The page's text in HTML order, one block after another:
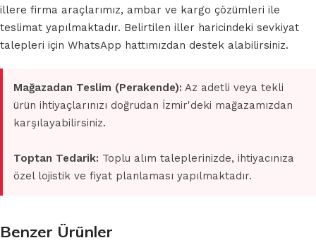
illere firma araçlarımız, ambar ve kargo çözümleri ile
teslimat yapılmaktadır. Belirtilen iller haricindeki sevkiyat
talepleri için WhatsApp hattımızdan destek alabilirsiniz.
Mağazadan Teslim (Perakende): Az adetli veya tekli
ürün ihtiyaçlarınızı doğrudan İzmir'deki mağazamızdan
karşılayabilirsiniz.
Toptan Tedarik: Toplu alım taleplerinizde, ihtiyacınıza
özel lojistik ve fiyat planlaması yapılmaktadır.
Benzer Ürünler